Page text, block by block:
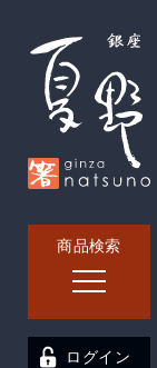
商品検索
ログイン